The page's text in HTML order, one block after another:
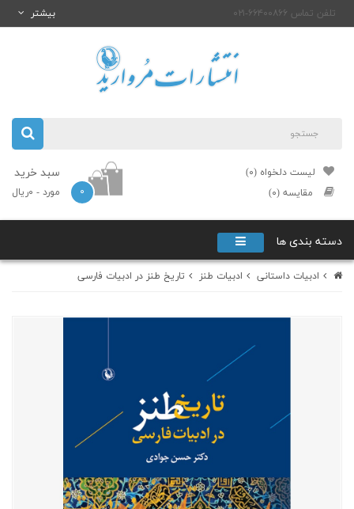
تلفن تماس ۶۶۴۰۰۸۶۶-۰۲۱ بیشتر
لیست دلخواه (۰)
مقایسه (۰)
سبد خرید
۰ مورد - ۰ریال
دسته بندی ها
ادبیات داستانی ادبیات طنز تاریخ طنز در ادبیات فارسی